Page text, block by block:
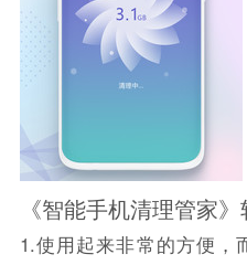
《智能手机清理管家》
1.使用起来非常的方便，